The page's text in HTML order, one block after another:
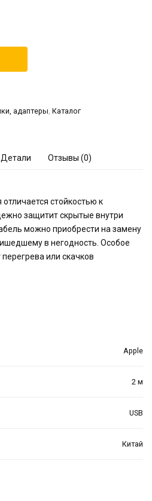
адаптеры, Каталог
Детали Отзывы (0)
стойкостью к
защитит скрытые внутри
можно приобрести на замену
в негодность. Особое
или скачков
Apple
2 м
USB
Китай